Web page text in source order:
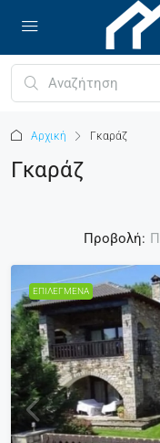
Αρχική Γκαράζ
Γκαράζ
Προβολή:
ΕΠΙΛΕΓΜΈΝΑ